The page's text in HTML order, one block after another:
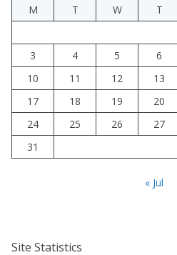
M
T W T
3
4 5 6
10
11 12 13
17
18 19 20
24
25 26 27
31
« Jul
Site Statistics